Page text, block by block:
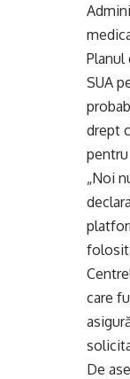
Planul
SUA
drept
„Noi
care
De